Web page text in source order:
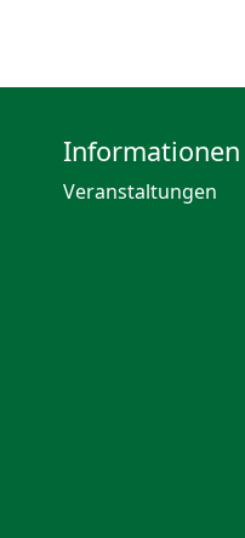
Informationen
Veranstaltungen